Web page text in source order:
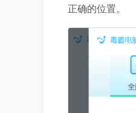
正确的位置。